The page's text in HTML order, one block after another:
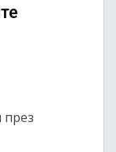
през